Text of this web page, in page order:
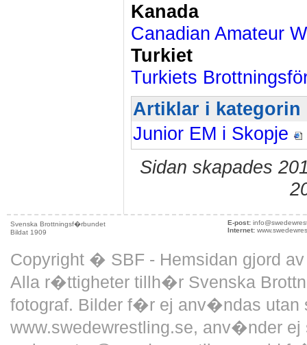
Kanada
Canadian Amateur
Turkiet
Turkiets
Artiklar i kategorin
Junior EM i Skopje
Sidan skapades
Svenska Brottningsf�rbundet
Bildat 1909
E-post:
Internet:
Copyright � SBF - Hemsidan gjord
Alla r�ttigheter tillh�r Svenska
fotograf. Bilder f�r ej anv�ndas utan
www.swedewrestling.se, anv�nder